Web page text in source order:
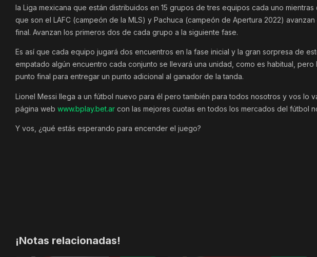
la Liga mexicana que están distribuidos en 15 grupos de tres equipos cada uno
que son el LAFC (campeón de la MLS) y Pachuca (campeón de Apertura 2022)
final. Avanzan los primeros dos de cada grupo a la siguiente fase.
Es así que cada equipo jugará dos encuentros en la fase inicial y la gran sorpresa de
empatado algún encuentro cada conjunto se llevará una unidad, como es habitual,
punto final para entregar un punto adicional al ganador de la tanda.
Lionel Messi llega a un fútbol nuevo para él pero también para todos nosotros y vos lo
página web www.bplay.bet.ar con las mejores cuotas en todos los mercados del fútbol
Y vos, ¿qué estás esperando para encender el juego?
¡Notas relacionadas!